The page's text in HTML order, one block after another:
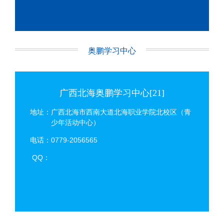
奥鹏学习中心
广西北海奥鹏学习中心[21]
地址：广西北海市西南大道北海职业学院北校区（青
少年活动中心）
电话：0779-2056565
QQ：